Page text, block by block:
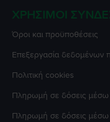
ΧΡΉΣΙΜΟΙ
Όροι και προϋποθέσεις
Επεξεργασία δεδομένων
Πολιτική cookies
Πληρωμή σε δόσεις μέσω
Πληρωμή σε δόσεις